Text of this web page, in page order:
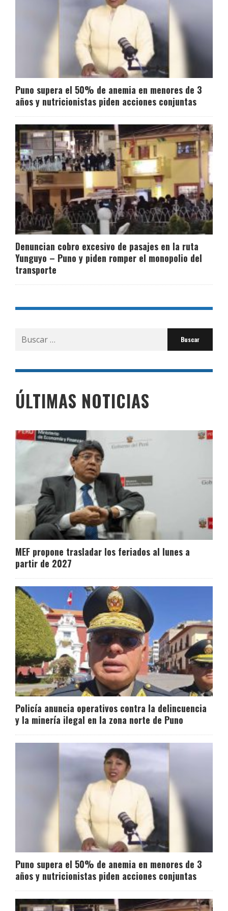
Puno supera el 50% de anemia en menores de 3
años y nutricionistas piden acciones conjuntas
Denuncian cobro excesivo de pasajes en la ruta
Yunguyo – Puno y piden romper el monopolio del
transporte
Buscar
por:
ÚLTIMAS NOTICIAS
MEF propone trasladar los feriados al lunes a
partir de 2027
Policía anuncia operativos contra la delincuencia
y la minería ilegal en la zona norte de Puno
Puno supera el 50% de anemia en menores de 3
años y nutricionistas piden acciones conjuntas